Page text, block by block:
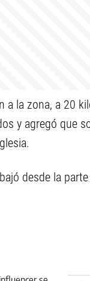
a la zona, a 20
y agregó que
desde la